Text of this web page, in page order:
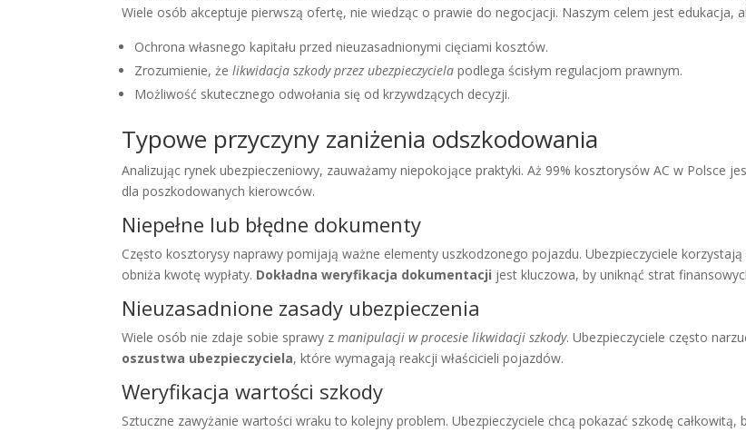
Wiele osób akceptuje pierwszą ofertę, nie wiedząc o prawie do negocjacji. Naszym celem jest edukacja,
Ochrona własnego kapitału przed nieuzasadnionymi cięciami kosztów.
Zrozumienie, żelikwidacja szkody przez ubezpieczyciela podlega ścisłym regulacjom prawnym.
Możliwość skutecznego odwołania się od krzywdzących decyzji.
Typowe przyczyny zaniżenia odszkodowania
Analizując rynek ubezpieczeniowy, zauważamy niepokojące praktyki. Aż 99% kosztorysów AC w Polsce
dla poszkodowanych kierowców.
Niepełne lub błędne dokumenty
Często kosztorysy naprawy pomijają ważne elementy uszkodzonego pojazdu. Ubezpieczyciele
obniża kwotę wypłaty. Dokładna weryfikacja dokumentacji jest kluczowa, by uniknąć strat
Nieuzasadnione zasady ubezpieczenia
Wiele osób nie zdaje sobie sprawy zmanipulacji w procesie likwidacji szkody. Ubezpieczyciele często
oszustwa ubezpieczyciela, które wymagają reakcji właścicieli pojazdów.
Weryfikacja wartości szkody
Sztuczne zawyżanie wartości wraku to kolejny problem. Ubezpieczyciele chcą pokazać szkodę całkowitą,